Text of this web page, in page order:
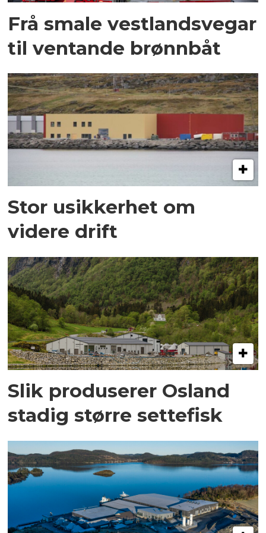
Frå smale vestlandsvegar
til ventande brønnbåt
Stor usikkerhet om
videre drift
Slik produserer Osland
stadig større settefisk